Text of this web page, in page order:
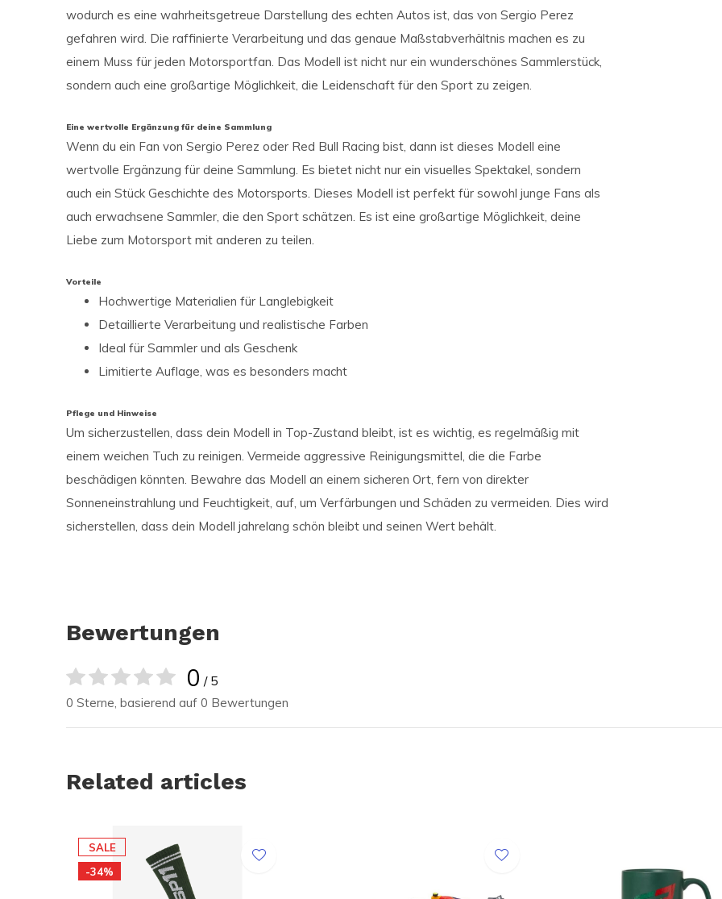
wodurch es eine wahrheitsgetreue Darstellung des echten Autos ist, das von Sergio Perez
gefahren wird. Die raffinierte Verarbeitung und das genaue Maßstabverhältnis machen es zu
einem Muss für jeden Motorsportfan. Das Modell ist nicht nur ein wunderschönes Sammlerstück,
sondern auch eine großartige Möglichkeit, die Leidenschaft für den Sport zu zeigen.
Eine wertvolle Ergänzung für deine Sammlung
Wenn du ein Fan von Sergio Perez oder Red Bull Racing bist, dann ist dieses Modell eine
wertvolle Ergänzung für deine Sammlung. Es bietet nicht nur ein visuelles Spektakel, sondern
auch ein Stück Geschichte des Motorsports. Dieses Modell ist perfekt für sowohl junge Fans als
auch erwachsene Sammler, die den Sport schätzen. Es ist eine großartige Möglichkeit, deine
Liebe zum Motorsport mit anderen zu teilen.
Vorteile
Hochwertige Materialien für Langlebigkeit
Detaillierte Verarbeitung und realistische Farben
Ideal für Sammler und als Geschenk
Limitierte Auflage, was es besonders macht
Pflege und Hinweise
Um sicherzustellen, dass dein Modell in Top-Zustand bleibt, ist es wichtig, es regelmäßig mit
einem weichen Tuch zu reinigen. Vermeide aggressive Reinigungsmittel, die die Farbe
beschädigen könnten. Bewahre das Modell an einem sicheren Ort, fern von direkter
Sonneneinstrahlung und Feuchtigkeit, auf, um Verfärbungen und Schäden zu vermeiden. Dies wird
sicherstellen, dass dein Modell jahrelang schön bleibt und seinen Wert behält.
Bewertungen
0 / 5
0 Sterne, basierend auf 0 Bewertungen
Related articles
SALE
-34%